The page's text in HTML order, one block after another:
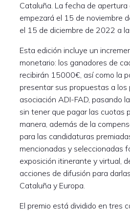
Cataluña. La fecha de apertura
empezará el 15 de noviembre
el 15 de diciembre de 2022 a
Esta edición incluye un
monetario: los ganadores de
recibirán 15000€, así como la
presentar sus propuestas a los
asociación ADI-FAD, pasando
sin tener que pagar las cuotas
manera, además de la
para las candidaturas
mencionadas y seleccionadas
exposición itinerante y virtual,
acciones de difusión para
Cataluña y Europa.
El premio está dividido en tres